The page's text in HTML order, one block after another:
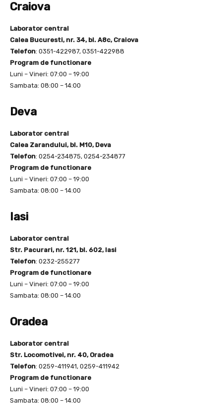
Craiova
Laborator central
Calea Bucuresti, nr. 34, bl. A8c, Craiova
Telefon: 0351-422987, 0351-422988
Program de functionare
Luni – Vineri: 07:00 – 19:00
Sambata: 08:00 – 14:00
Deva
Laborator central
Calea Zarandului, bl. M10, Deva
Telefon: 0254-234875, 0254-234877
Program de functionare
Luni – Vineri: 07:00 – 19:00
Sambata: 08:00 – 14:00
Iasi
Laborator central
Str. Pacurari, nr. 121, bl. 602, Iasi
Telefon: 0232-255277
Program de functionare
Luni – Vineri: 07:00 – 19:00
Sambata: 08:00 – 14:00
Oradea
Laborator central
Str. Locomotivei, nr. 40, Oradea
Telefon: 0259-411941, 0259-411942
Program de functionare
Luni – Vineri: 07:00 – 19:00
Sambata: 08:00 – 14:00